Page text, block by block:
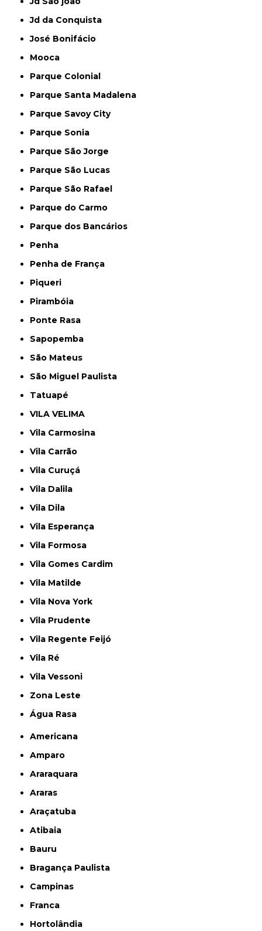
Jd da Conquista
José Bonifácio
Mooca
Parque Colonial
Parque Santa Madalena
Parque Savoy City
Parque Sonia
Parque São Jorge
Parque São Lucas
Parque São Rafael
Parque do Carmo
Parque dos Bancários
Penha
Penha de França
Piqueri
Pirambóia
Ponte Rasa
Sapopemba
São Mateus
São Miguel Paulista
Tatuapé
VILA VELIMA
Vila Carmosina
Vila Carrão
Vila Curuçá
Vila Dalila
Vila Dila
Vila Esperança
Vila Formosa
Vila Gomes Cardim
Vila Matilde
Vila Nova York
Vila Prudente
Vila Regente Feijó
Vila Ré
Vila Vessoni
Zona Leste
Água Rasa
Americana
Amparo
Araraquara
Araras
Araçatuba
Atibaia
Bauru
Bragança Paulista
Campinas
Franca
Hortolândia